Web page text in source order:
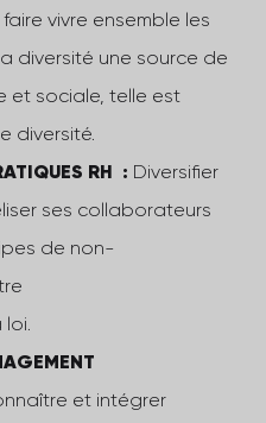
vivre ensemble les
diversité une source de
et sociale, telle est
diversité.
RH : Diversifier
ses collaborateurs
de non-
loi.
et intégrer